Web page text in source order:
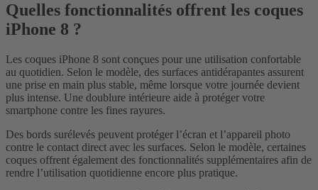
Quelles fonctionnalités offrent les coques
iPhone 8 ?
Les coques iPhone 8 sont conçues pour une utilisation confortable
au quotidien. Selon le modèle, des surfaces antidérapantes assurent
une prise en main plus stable, même lorsque votre journée devient
plus intense. Une doublure intérieure aide à protéger votre
smartphone contre les fines rayures.
Des bords surélevés peuvent protéger l’écran et l’appareil photo
contre le contact direct avec les surfaces. Selon le modèle, certaines
coques offrent également des fonctionnalités supplémentaires afin de
rendre l’utilisation quotidienne encore plus pratique.